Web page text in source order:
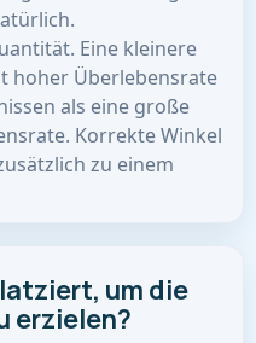
Eine kleinere
hoher Überlebensrate
als eine große
Korrekte Winkel
zu einem
um die
erzielen?